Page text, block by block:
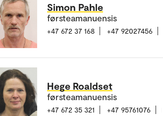
Simon Pahle
førsteamanuensis
+47 672 37 168 +47 92027456
Hege Roaldset
førsteamanuensis
+47 672 35 321 +47 95761076